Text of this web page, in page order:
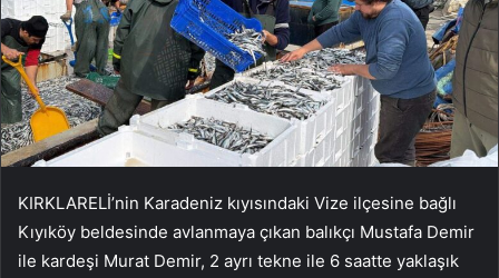
KIRKLARELİ’nin Karadeniz kıyısındaki Vize ilçesine bağlı
Kıyıköy beldesinde avlanmaya çıkan balıkçı Mustafa Demir
ile kardeşi Murat Demir, 2 ayrı tekne ile 6 saatte yaklaşık